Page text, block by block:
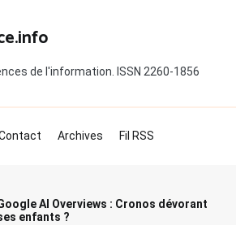
de l'information. ISSN 2260-1856
Archives Fil RSS
AI Overviews : Cronos dévorant
enfants ?